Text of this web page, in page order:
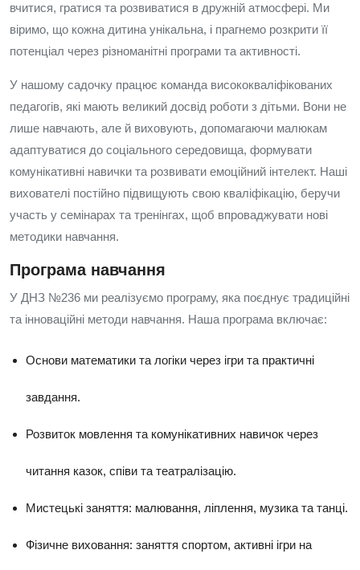
вчитися, гратися та розвиватися в дружній атмосфері. Ми
віримо, що кожна дитина унікальна, і прагнемо розкрити її
потенціал через різноманітні програми та активності.
У нашому садочку працює команда висококваліфікованих
педагогів, які мають великий досвід роботи з дітьми. Вони не
лише навчають, але й виховують, допомагаючи малюкам
адаптуватися до соціального середовища, формувати
комунікативні навички та розвивати емоційний інтелект. Наші
вихователі постійно підвищують свою кваліфікацію, беручи
участь у семінарах та тренінгах, щоб впроваджувати нові
методики навчання.
Програма навчання
У ДНЗ №236 ми реалізуємо програму, яка поєднує традиційні
та інноваційні методи навчання. Наша програма включає:
Основи математики та логіки через ігри та практичні
завдання.
Розвиток мовлення та комунікативних навичок через
читання казок, співи та театралізацію.
Мистецькі заняття: малювання, ліплення, музика та танці.
Фізичне виховання: заняття спортом, активні ігри на